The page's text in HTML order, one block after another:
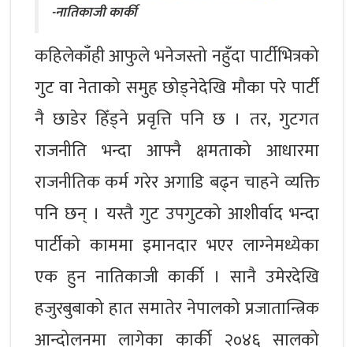
-नातिकाजी कार्की
कहिलेकाँही आफुले भनेजस्तो नहुँदा पार्टीभित्रको
गुट वा नेताको समुह छोड्नेदेखि मौका परे पार्टी
नै छाडेर हिँड्ने प्रवृत्ति पनि छ । तर, गुटगत
राजनीति भन्दा आफ्नै क्षमताको आधारमा
राजनीतिक कर्म गरेर अगाडि बढ्न चाहने व्यक्ति
पनि छन् । यस्तै गुट उपगुटको आशीर्वाद भन्दा
पार्टीको काममा इमानदार भएर लाग्‍नेमध्य‍ेका
एक हुन नातिकाजी कार्की । सानै उमेरदेखि
हजुरबुबाको हात समातेर नेपालको प्रजातान्त्रिक
आन्दोलनमा लागेका कार्की २०४६ सालको